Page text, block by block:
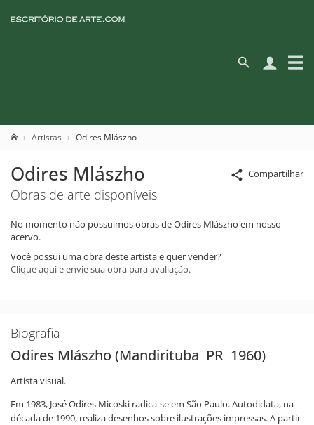
Artistas Odires Mlászho
Compartilhar
Odires Mlászho
Obras de arte disponíveis
No momento não possuimos obras de Odires Mlászho em nosso
acervo.
Você possui uma obra deste artista e quer vender?
Clique aqui e envie sua obra para avaliação.
Biografia
Odires Mlászho (Mandirituba PR 1960)
Artista visual.
Em 1983, José Odires Micoski radica-se em São Paulo. Autodidata, na
década de 1990, realiza desenhos sobre ilustrações impressas. A partir